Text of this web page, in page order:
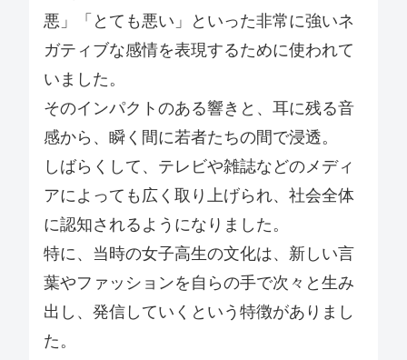
悪」「とても悪い」といった非常に強いネ
ガティブな感情を表現するために使われて
いました。
そのインパクトのある響きと、耳に残る音
感から、瞬く間に若者たちの間で浸透。
しばらくして、テレビや雑誌などのメディ
アによっても広く取り上げられ、社会全体
に認知されるようになりました。
特に、当時の女子高生の文化は、新しい言
葉やファッションを自らの手で次々と生み
出し、発信していくという特徴がありまし
た。